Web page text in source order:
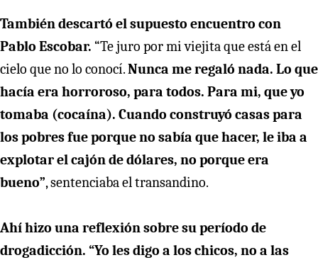
También descartó el supuesto encuentro con
Pablo Escobar. “Te juro por mi viejita que está en el
cielo que no lo conocí.Nunca me regaló nada. Lo que
hacía era horroroso, para todos. Para mi, que yo
tomaba (cocaína). Cuando construyó casas para
los pobres fue porque no sabía que hacer, le iba a
explotar el cajón de dólares, no porque era
bueno”, sentenciaba el transandino.
Ahí hizo una reflexión sobre su período de
drogadicción. “Yo les digo a los chicos, no a las